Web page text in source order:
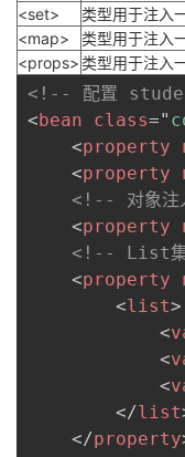
<set>
类型用于注入
<map>
类型用于注入
<props> 类型用于注入
<!-- 配置
<bean class="
<property
<property
<!-- 对象
<property
<!-- List集
<property
<list>
<
<
<
</list
</property